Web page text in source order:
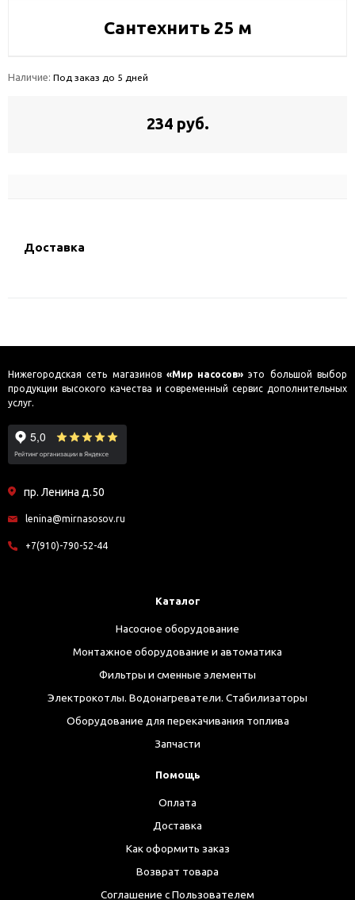
Сантехнить 25 м
Наличие: Под заказ до 5 дней
234 руб.
Доставка
Нижегородская сеть магазинов «Мир насосов» это большой выбор
продукции высокого качества и современный сервис дополнительных
услуг.
пр. Ленина д.50
lenina@mirnasosov.ru
+7(910)-790-52-44
Каталог
Насосное оборудование
Монтажное оборудование и автоматика
Фильтры и сменные элементы
Электрокотлы. Водонагреватели. Стабилизаторы
Оборудование для перекачивания топлива
Запчасти
Помощь
Оплата
Доставка
Как оформить заказ
Возврат товара
Соглашение с Пользователем